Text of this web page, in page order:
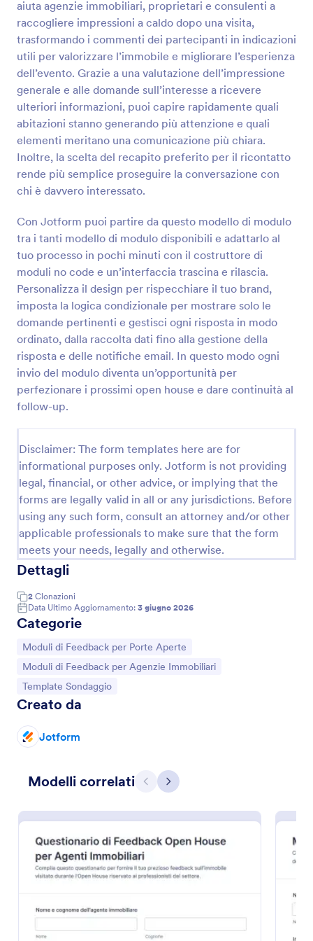
aiuta agenzie immobiliari, proprietari e consulenti a
raccogliere impressioni a caldo dopo una visita,
trasformando i commenti dei partecipanti in indicazioni
utili per valorizzare l’immobile e migliorare l’esperienza
dell’evento. Grazie a una valutazione dell’impressione
generale e alle domande sull’interesse a ricevere
ulteriori informazioni, puoi capire rapidamente quali
abitazioni stanno generando più attenzione e quali
elementi meritano una comunicazione più chiara.
Inoltre, la scelta del recapito preferito per il ricontatto
rende più semplice proseguire la conversazione con
chi è davvero interessato.
Con Jotform puoi partire da questo modello di modulo
tra i tanti modello di modulo disponibili e adattarlo al
tuo processo in pochi minuti con il costruttore di
moduli no code e un’interfaccia trascina e rilascia.
Personalizza il design per rispecchiare il tuo brand,
imposta la logica condizionale per mostrare solo le
domande pertinenti e gestisci ogni risposta in modo
ordinato, dalla raccolta dati fino alla gestione della
risposta e delle notifiche email. In questo modo ogni
invio del modulo diventa un’opportunità per
perfezionare i prossimi open house e dare continuità al
follow-up.
Disclaimer: The form templates here are for
informational purposes only. Jotform is not providing
legal, financial, or other advice, or implying that the
forms are legally valid in all or any jurisdictions. Before
using any such form, consult an attorney and/or other
applicable professionals to make sure that the form
meets your needs, legally and otherwise.
Dettagli
2 Clonazioni
Data Ultimo Aggiornamento: 3 giugno 2026
Categorie
Vai alla Categoria:
Moduli di Feedback per Porte Aperte
Vai alla Categoria:
Moduli di Feedback per Agenzie Immobiliari
Vai alla Categoria:
Template Sondaggio
Creato da
Jotform
Modelli correlati Precedente
Avanti
Anteprima
Modulo Di Feedback Open House
Raccogli feedback e livelli di interesse dopo un open
house residenziale con questo Modulo di
valutazione visita Open House residenziale, ideale
Go to Category:
Usa Template
Anteprima
Raccogli opinioni e valutazioni dopo una visita con il
Questionario di feedback per open house per agenti
immobiliari, utile ad agenzie e professionisti per
delle prossime visite.
Go to Category:
Moduli di Feedback per Porte Aperte